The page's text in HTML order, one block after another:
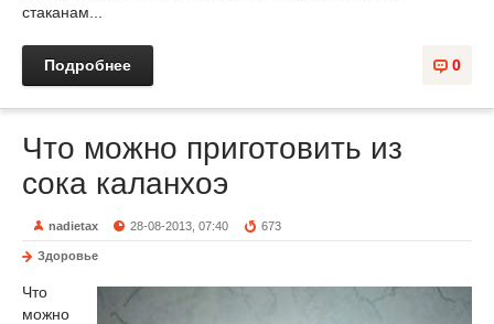
стаканам...
0
Подробнее
Что можно приготовить из
сока каланхоэ
nadietax 28-08-2013, 07:40 673
Здоровье
Что
можно